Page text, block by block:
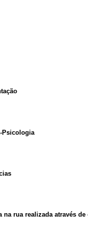
Psicologia
na rua realizada através